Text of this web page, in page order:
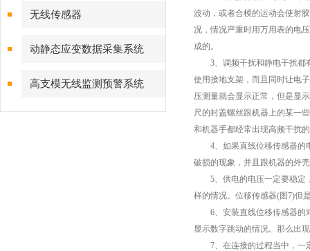
无线传感器
动静态应变数据采集系统
高支模无线监测预警系统
波动，或者合模的运动会使射
况，情况严重时用万用表的电
成的。
3、调频干扰和静电干扰都有
使用接地支架，而且同时让电
压测量就会显示正常，但是显
尺的封盖螺丝跟机器上的某一
和机器手都经常出现高频干扰
4、如果直线位移传感器的电
破损的现象，并且跟机器的外
5、供电的电压一定要稳定，
样的情况。位移传感器(图7)但
6、安装直线位移传感器的对
显示数字跳动的情况。那么出
7、在连接的过程当中，一定